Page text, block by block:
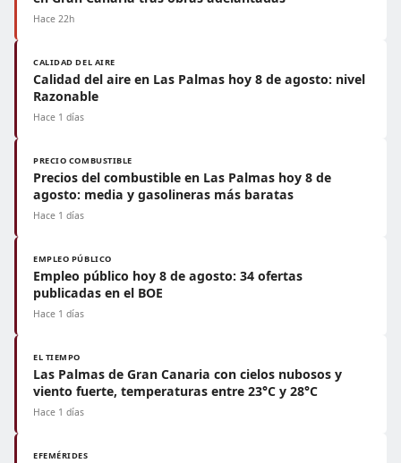
Hace 22h
CALIDAD DEL AIRE
Calidad del aire en Las Palmas hoy 8 de agosto: nivel
Razonable
Hace 1 días
PRECIO COMBUSTIBLE
Precios del combustible en Las Palmas hoy 8 de
agosto: media y gasolineras más baratas
Hace 1 días
EMPLEO PÚBLICO
Empleo público hoy 8 de agosto: 34 ofertas
publicadas en el BOE
Hace 1 días
EL TIEMPO
Las Palmas de Gran Canaria con cielos nubosos y
viento fuerte, temperaturas entre 23°C y 28°C
Hace 1 días
EFEMÉRIDES